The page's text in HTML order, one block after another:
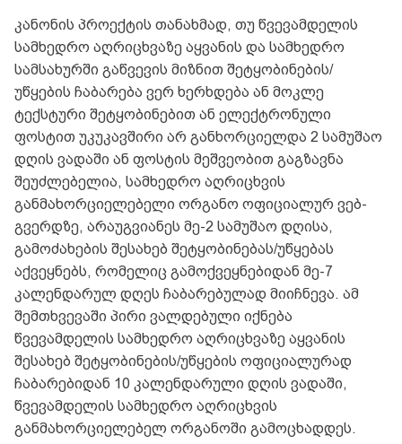
კანონის პროექტის თანახმად, თუ წვევამდელის
სამხედრო აღრიცხვაზე აყვანის და სამხედრო
სამსახურში გაწვევის მიზნით შეტყობინების/
უწყების ჩაბარება ვერ ხერხდება ან მოკლე
ტექსტური შეტყობინებით ან ელექტრონული
ფოსტით უკუკავშირი არ განხორციელდა 2 სამუშაო
დღის ვადაში ან ფოსტის მეშვეობით გაგზავნა
შეუძლებელია, სამხედრო აღრიცხვის
განმახორციელებელი ორგანო ოფიციალურ ვებ-
გვერდზე, არაუგვიანეს მე-2 სამუშაო დღისა,
გამოძახების შესახებ შეტყობინებას/უწყებას
აქვეყნებს, რომელიც გამოქვეყნებიდან მე-7
კალენდარულ დღეს ჩაბარებულად მიიჩნევა. ამ
შემთხვევაში პირი ვალდებული იქნება
წვევამდელის სამხედრო აღრიცხვაზე აყვანის
შესახებ შეტყობინების/უწყების ოფიციალურად
ჩაბარებიდან 10 კალენდარული დღის ვადაში,
წვევამდელის სამხედრო აღრიცხვის
განმახორციელებელ ორგანოში გამოცხადდეს.